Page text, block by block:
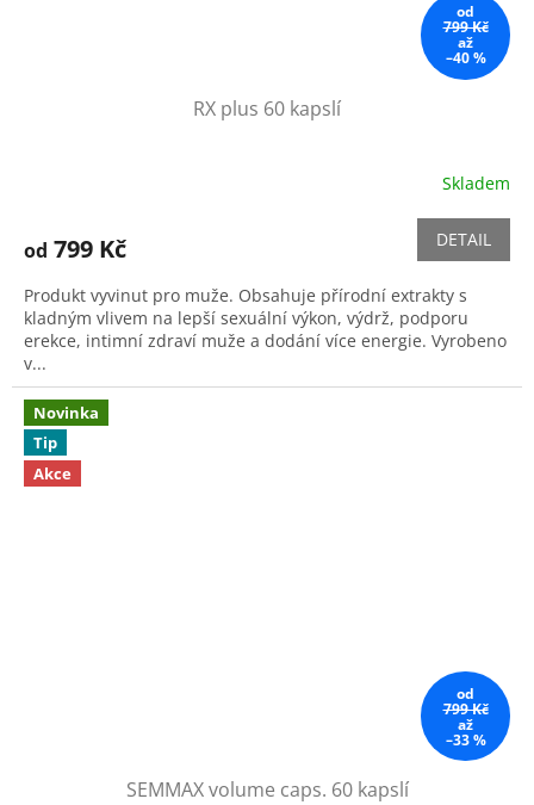
od
799 Kč
až
–40 %
RX plus 60 kapslí
je
z
5
hvězdiček.
Skladem
od 799 Kč DETAIL
Produkt vyvinut pro muže. Obsahuje přírodní extrakty s
kladným vlivem na lepší sexuální výkon, výdrž, podporu
erekce, intimní zdraví muže a dodání více energie. Vyrobeno
v...
Novinka
Tip
Akce
od
799 Kč
až
–33 %
SEMMAX volume caps. 60 kapslí